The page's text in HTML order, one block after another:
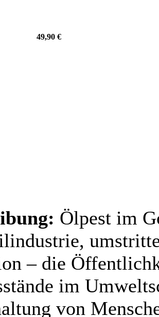
49,90 €
Ölpest im
– die
im
von